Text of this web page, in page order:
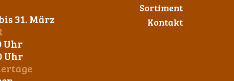
31. März
Uhr
Uhr
Sortiment
Kontakt